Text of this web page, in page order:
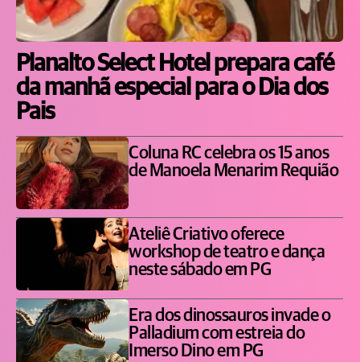
Planalto Select Hotel prepara café
da manhã especial para o Dia dos
Pais
Coluna RC celebra os 15 anos
de Manoela Menarim Requião
Ateliê Criativo oferece
workshop de teatro e dança
neste sábado em PG
Era dos dinossauros invade o
Palladium com estreia do
Imerso Dino em PG